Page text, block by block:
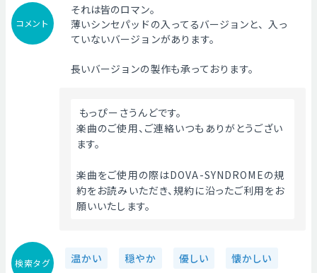
コメント
それは皆のロマン。
薄いシンセパッドの入ってるバージョンと、入っ
ていないバージョンがあります。
長いバージョンの製作も承っております。
もっぴーさうんどです。
楽曲のご使用、ご連絡いつもありがとうござい
ます。
楽曲をご使用の際はDOVA-SYNDROMEの規
約をお読みいただき、規約に沿ったご利用をお
願いいたします。
検索タグ 温かい 穏やか 優しい 懐かしい